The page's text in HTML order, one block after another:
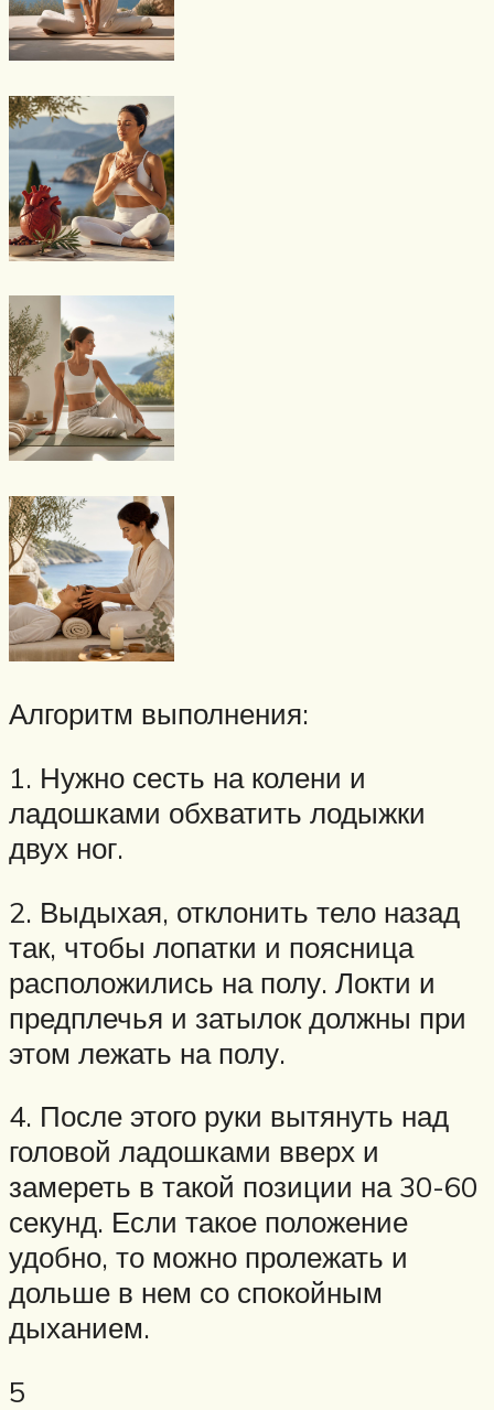
Алгоритм выполнения:
1. Нужно сесть на колени и
ладошками обхватить лодыжки
двух ног.
2. Выдыхая, отклонить тело назад
так, чтобы лопатки и поясница
расположились на полу. Локти и
предплечья и затылок должны при
этом лежать на полу.
4. После этого руки вытянуть над
головой ладошками вверх и
замереть в такой позиции на 30-60
секунд. Если такое положение
удобно, то можно пролежать и
дольше в нем со спокойным
дыханием.
5